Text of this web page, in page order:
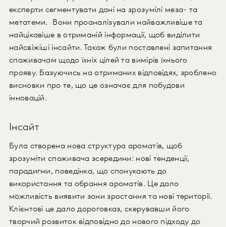
експерти сегментувати дані на зрозумілі меза- та
метатеми. Вони проаналізували найважливіше та
найцікавіше в отриманій інформації, щоб виділити
найсвіжіші інсайти. Також були поставлені запитання
споживачам щодо їхніх цілей та вимірів їхнього
прояву. Базуючись на отриманих відповідях, зроблено
висновки про те, що це означає для побудови
інновацій.
Інсайт
Була створена нова структура ароматів, щоб
зрозуміти споживача зсередини: нові тенденції,
парадигми, поведінка, що спонукають до
використання та обрання ароматів. Це дало
можливість виявити зони зростання та нові території.
Клієнтові це дало дороговказ, скерувавши його
творчий розвиток відповідно до нового підходу до